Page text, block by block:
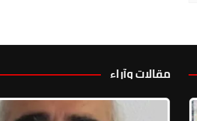
مقالات وآراء